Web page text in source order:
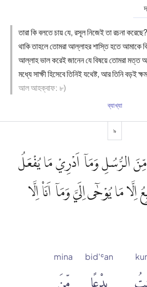
তারা কি বলতে চায় যে, রসূল নিজেই তা রচনা
থাকি তাহলে তোমরা আল্লাহর শাস্তি হতে আমাকে
আল্লাহ ভাল করেই জানেন যে বিষয়ে তোমরা
মধ্যে সাক্ষী হিসেবে তিনিই যথেষ্ট, আর তিনি বড়ই
আল আহক্বাফ: ৮)
ব্যাখ্যা
৯
الرُّسُلِ وَمَآ اَدْرِيْ مَا يُفْعَلُ
مَا يُوْحٰٓى اِلَيَّ وَمَآ اَنَا۠ اِلَّا
bid'ʿan
بِدْعًا
mina
مِّنَ